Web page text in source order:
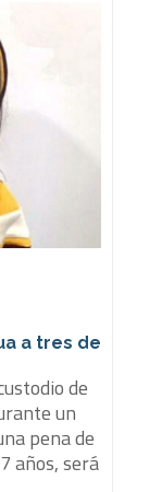
a tres de
de
un
pena de
años, será